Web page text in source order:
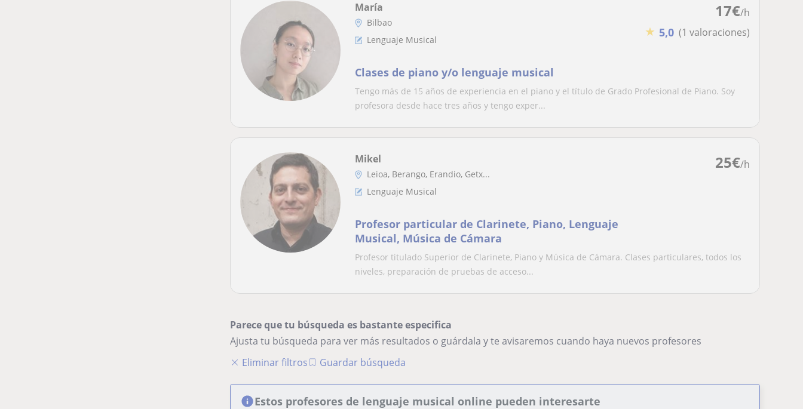
17€/h
★ 5,0 (1 valoraciones)
María
Bilbao
Lenguaje Musical
Clases de piano y/o lenguaje musical
Tengo más de 15 años de experiencia en el piano y el título de Grado Profesional de Piano. Soy
profesora desde hace tres años y tengo exper...
25€/h
Mikel
Leioa, Berango, Erandio, Getx...
Lenguaje Musical
Profesor particular de Clarinete, Piano, Lenguaje
Musical, Música de Cámara
Profesor titulado Superior de Clarinete, Piano y Música de Cámara. Clases particulares, todos los
niveles, preparación de pruebas de acceso...
Parece que tu búsqueda es bastante especifica
Ajusta tu búsqueda para ver más resultados o guárdala y te avisaremos cuando haya nuevos profesores
Eliminar filtros
Guardar búsqueda
Estos profesores de lenguaje musical online pueden interesarte